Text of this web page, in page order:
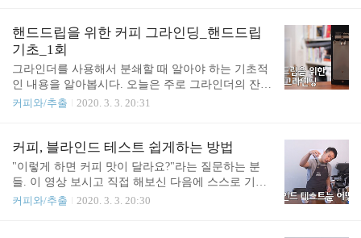
긴 현탁액은 짧은 시간 동안 높은 온도를 유..
핸드드립을 위한 커피 그라인딩_핸드드립
기초_1회
그라인더를 사용해서 분쇄할 때 알아야 하는 기초적
인 내용을 알아봅시다. 오늘은 주로 그라인더의 잔량
에 관련한 이야기입니다. https://youtu.be/OxX4ZPZifl
커피와/추출 2020. 3. 3. 20:31
커피, 블라인드 테스트 쉽게하는 방법
"이렇게 하면 커피 맛이 달라요?"라는 질문하는 분
들. 이 영상 보시고 직접 해보신 다음에 스스로 기준
을 세워보시면 어떨까요? https://youtu.be/r7ex_KAKJv
커피와/추출 2020. 3. 3. 20:30